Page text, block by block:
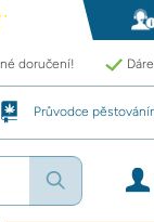
doručení!
Průvodce